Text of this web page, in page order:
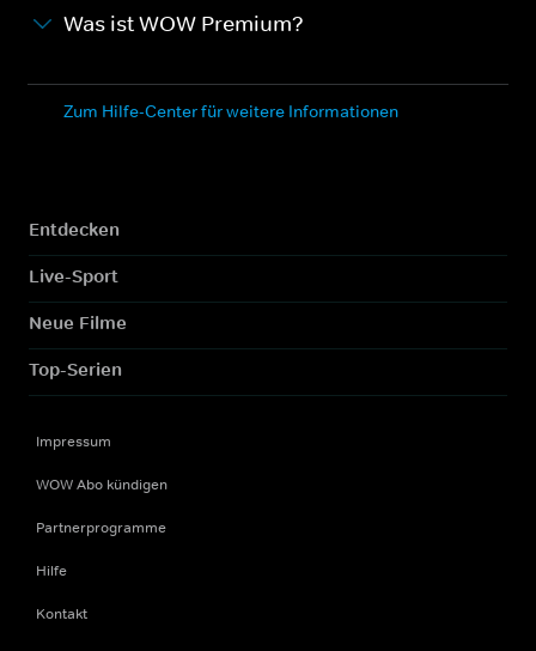
Was ist WOW Premium?
Zum Hilfe-Center für weitere Informationen
Entdecken
Live-Sport
Neue Filme
Top-Serien
Impressum
WOW Abo kündigen
Partnerprogramme
Hilfe
Kontakt